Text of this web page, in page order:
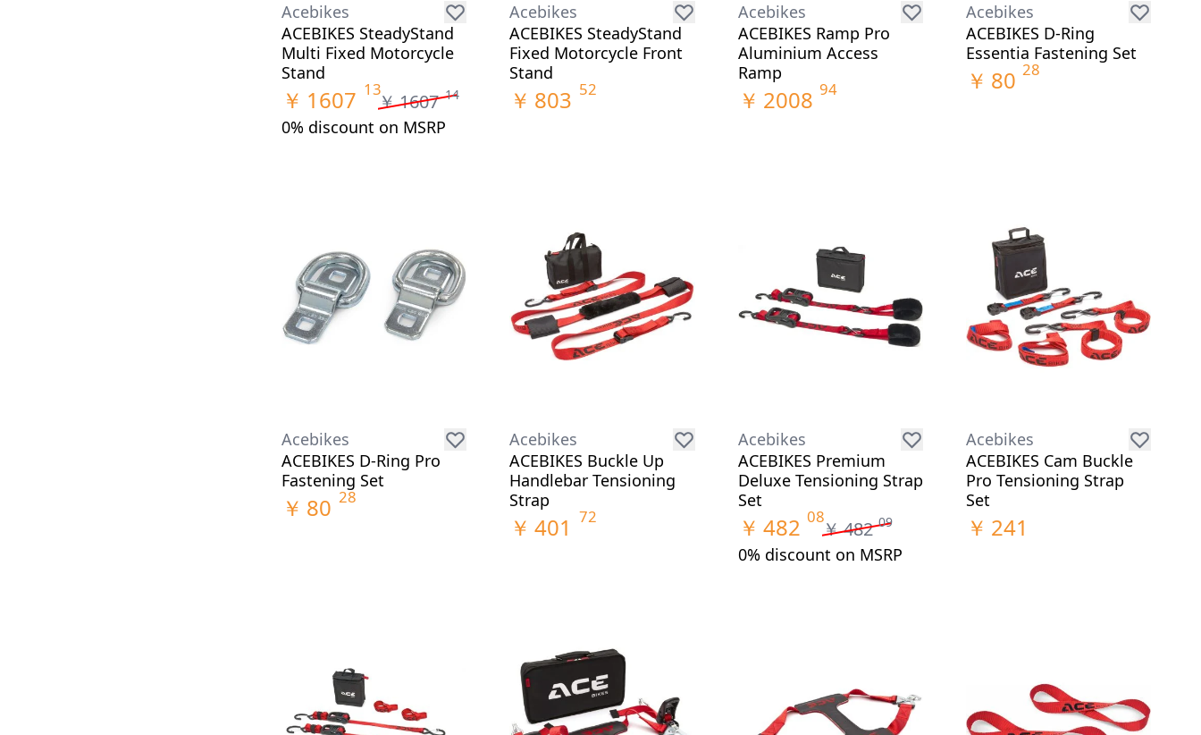
Acebikes
ACEBIKES SteadyStand
Multi Fixed Motorcycle
Stand
￥ 1607 13
￥1607 14
0% discount on MSRP
Acebikes
ACEBIKES SteadyStand
Fixed Motorcycle Front
Stand
￥ 803 52
Acebikes
ACEBIKES Ramp Pro
Aluminium Access
Ramp
￥ 2008 94
Acebikes
ACEBIKES D-Ring
Essentia Fastening Set
￥ 80 28
Acebikes
ACEBIKES D-Ring Pro
Fastening Set
￥ 80 28
Acebikes
ACEBIKES Buckle Up
Handlebar Tensioning
Strap
￥ 401 72
Acebikes
ACEBIKES Premium
Deluxe Tensioning Strap
Set
￥ 482 08
￥482 09
0% discount on MSRP
Acebikes
ACEBIKES Cam Buckle
Pro Tensioning Strap
Set
￥ 241